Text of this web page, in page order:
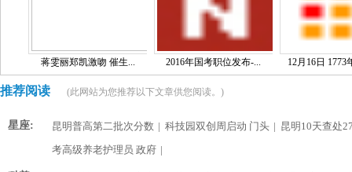
蒋雯丽郑凯激吻 催生... 2016年国考职位发布-... 12月16日 1773
推荐阅读 (此网站为您推荐以下文章供您阅读。)
星座: 昆明普高第二批次分数 | 科技园双创周启动 门头 | 昆明10天查处
考高级养老护理员 政府 |